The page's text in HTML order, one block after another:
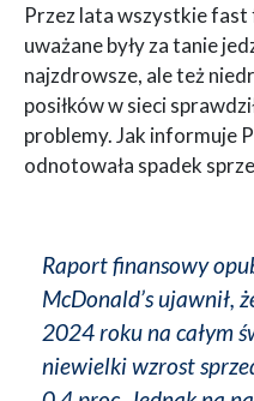
Przez lata wszystkie fast
uważane były za tanie
najzdrowsze, ale też
posiłków w sieci
problemy. Jak informuje
odnotowała spadek
Raport finansowy
McDonald’s ujawnił,
2024 roku na całym
niewielki wzrost